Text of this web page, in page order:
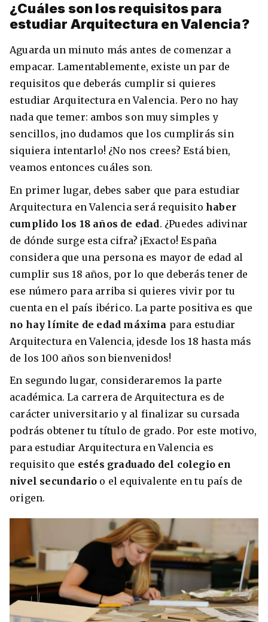
¿Cuáles son los requisitos para
estudiar Arquitectura en Valencia?
Aguarda un minuto más antes de comenzar a
empacar. Lamentablemente, existe un par de
requisitos que deberás cumplir si quieres
estudiar Arquitectura en Valencia. Pero no hay
nada que temer: ambos son muy simples y
sencillos, ¡no dudamos que los cumplirás sin
siquiera intentarlo! ¿No nos crees? Está bien,
veamos entonces cuáles son.
En primer lugar, debes saber que para estudiar
Arquitectura en Valencia será requisitohaber
cumplido los 18 años de edad. ¿Puedes adivinar
de dónde surge esta cifra? ¡Exacto! España
considera que una persona es mayor de edad al
cumplir sus 18 años, por lo que deberás tener de
ese número para arriba si quieres vivir por tu
cuenta en el país ibérico. La parte positiva es que
no hay límite de edad máxima para estudiar
Arquitectura en Valencia, ¡desde los 18 hasta más
de los 100 años son bienvenidos!
En segundo lugar, consideraremos la parte
académica. La carrera de Arquitectura es de
carácter universitario y al finalizar su cursada
podrás obtener tu título de grado. Por este motivo,
para estudiar Arquitectura en Valencia es
requisito que estés graduado del colegio en
nivel secundario o el equivalente en tu país de
origen.